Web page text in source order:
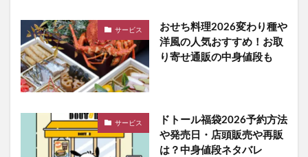
サービス
おせち料理2026変わり種や
洋風の人気おすすめ！お取
り寄せ通販の中身値段も
サービス
ドトール福袋2026予約方法
や発売日・店頭販売や再販
は？中身値段ネタバレ